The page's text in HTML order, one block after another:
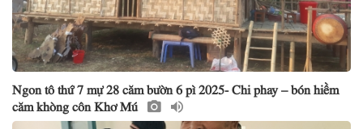
Ngon tô thứ 7 mự 28 căm bườn 6 pì 2025- Chi phay – bón hiềm
căm khòng côn Khơ Mú